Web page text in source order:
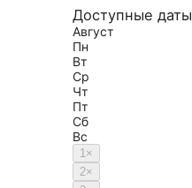
Доступные даты
Август
Пн
Вт
Ср
Чт
Пт
Сб
Вс
1×
2×